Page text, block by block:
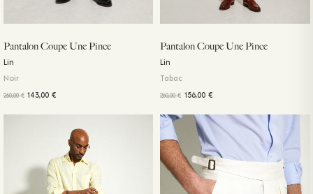
Pantalon Coupe Une Pince
Lin
Noir
260,00€ 143,00€
Pantalon Coupe Une Pince
Lin
Tabac
260,00€ 156,00 €